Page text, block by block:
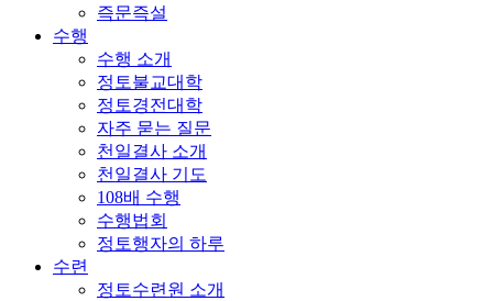
즉문즉설
수행
수행 소개
정토불교대학
정토경전대학
자주 묻는 질문
천일결사 소개
천일결사 기도
108배 수행
수행법회
정토행자의 하루
수련
정토수련원 소개